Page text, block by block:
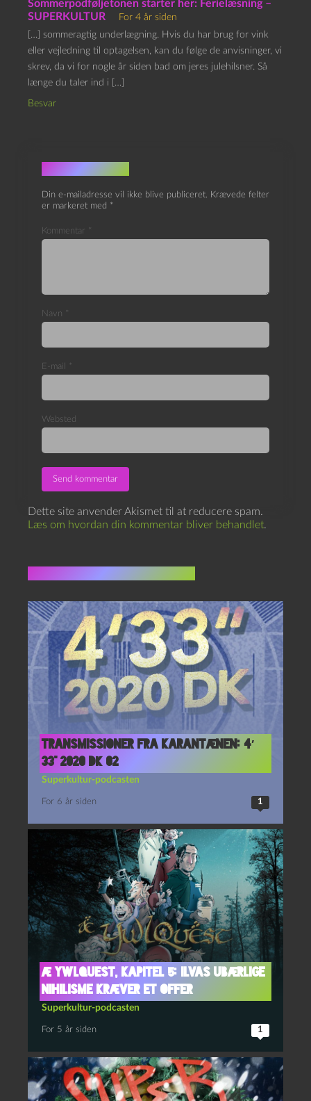
Sommerpodføljetonen starter her: Ferielæsning –
SUPERKULTUR
For 4 år siden
[…] sommeragtig underlægning. Hvis du har brug for vink
eller vejledning til optagelsen, kan du følge de anvisninger, vi
skrev, da vi for nogle år siden bad om jeres julehilsner. Så
længe du taler ind i […]
Besvar
Skriv et svar
Din e-mailadresse vil ikke blive publiceret. Krævede felter
er markeret med *
Kommentar *
Navn *
E-mail *
Websted
Dette site anvender Akismet til at reducere spam.
Læs om hvordan din kommentar bliver behandlet.
Transmissioner fra karantænen: 4′
33” 2020 DK 02
Superkultur-podcasten
For 6 år siden 1
Æ YwlQuest, kapitel 5: Ilvas ubærlige
nihilisme kræver et offer
Superkultur-podcasten
For 5 år siden 1